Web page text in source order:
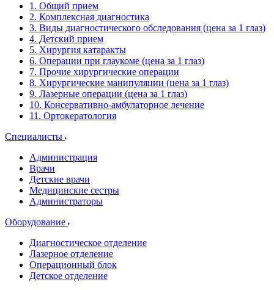
1. Общий прием
2. Комплексная диагностика
3. Виды диагностического обследования (цена за 1 глаз)
4. Детский прием
5. Хирургия катаракты
6. Операции при глаукоме (цена за 1 глаз)
7. Прочие хирургические операции
8. Хирургические манипуляции (цена за 1 глаз)
9. Лазерные операции (цена за 1 глаз)
10. Консервативно-амбулаторное лечение
11. Ортокератология
Специалисты
Администрация
Врачи
Детские врачи
Медицинские сестры
Администраторы
Оборудование
Диагностическое отделение
Лазерное отделение
Операционный блок
Детское отделение